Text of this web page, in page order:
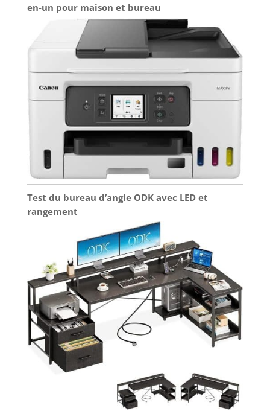
en-un pour maison et bureau
Test du bureau d’angle ODK avec LED et
rangement